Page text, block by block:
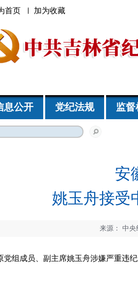
首页 加为收藏
息公开 党纪法规 监
安
姚玉舟接受
来源： 中央
成员、副主席姚玉舟涉嫌严重违纪